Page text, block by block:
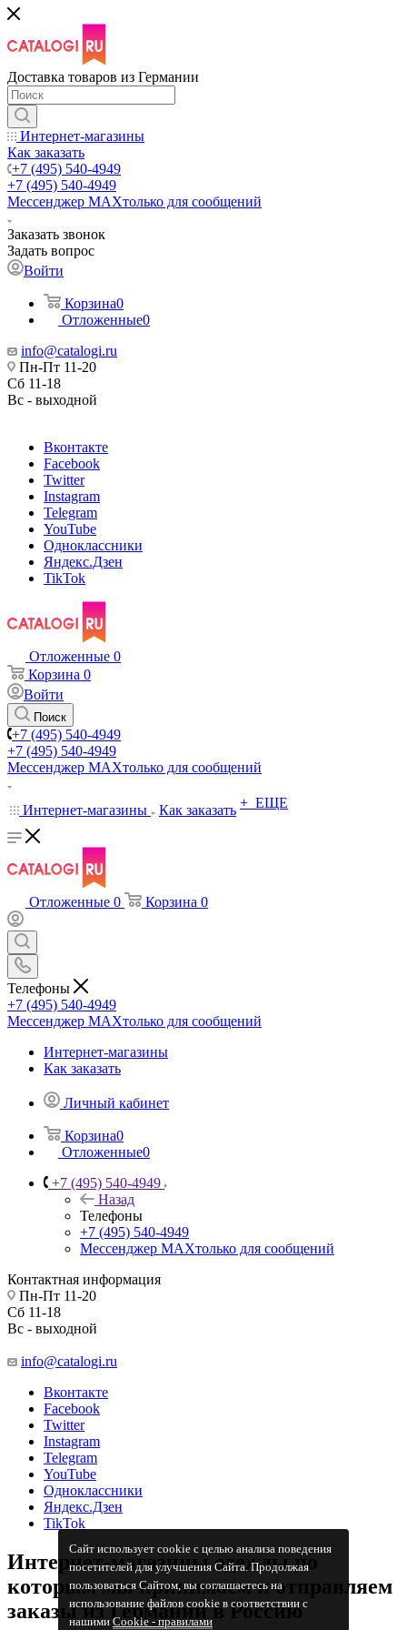
Сайт использует cookie с целью анализа поведения
посетителей для улучшения Сайта. Продолжая
пользоваться Сайтом, вы соглашаетесь на
использование файлов cookie в соответствии с
нашимиCookiе - правилами
Доставка товаров из Германии
Интернет-магазины
Как заказать
+7 (495) 540-4949
+7 (495) 540-4949
Мессенджер МАХтолько для сообщений
Заказать звонок
Задать вопрос
Войти
Корзина0
Отложенные0
info@catalogi.ru
Пн-Пт 11-20
Сб 11-18
Вс - выходной
Вконтакте
Facebook
Twitter
Instagram
Telegram
YouTube
Одноклассники
Яндекс.Дзен
TikTok
Отложенные 0
Корзина 0
Войти
Поиск
+7 (495) 540-4949
+7 (495) 540-4949
Мессенджер МАХтолько для сообщений
Интернет-магазины Как заказать + ЕЩЕ
Отложенные 0 Корзина 0
Телефоны
+7 (495) 540-4949
Мессенджер МАХтолько для сообщений
Интернет-магазины
Как заказать
Личный кабинет
Корзина0
Отложенные0
+7 (495) 540-4949
Назад
Телефоны
+7 (495) 540-4949
Мессенджер МАХтолько для сообщений
Контактная информация
Пн-Пт 11-20
Сб 11-18
Вс - выходной
info@catalogi.ru
Вконтакте
Facebook
Twitter
Instagram
Telegram
YouTube
Одноклассники
Яндекс.Дзен
TikTok
Интернет-магазины одежды по
которым мы принимаем и отправляем
заказы из Германии в Россию